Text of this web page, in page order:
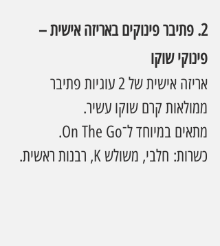
2. פתיבר פינוקים באריזה אישית –
פינוקי שוקו
אריזה אישית של 2 עוגיות פתיבר
ממולאות קרם שוקו עשיר.
מתאים במיוחד ל־On The Go.
כשרות: חלבי, משולש K, רבנות ראשית.